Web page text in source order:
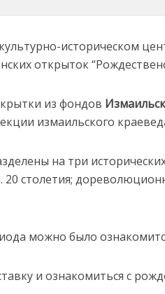
историческом
открыток
из фондов
измаильского
на три
20 столетия;
можно было
и ознакомиться с